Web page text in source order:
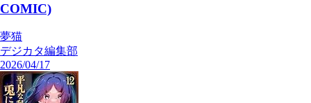
COMIC)
夢猫
デジカタ編集部
2026/04/17